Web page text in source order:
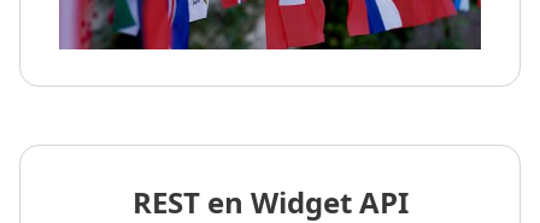
Lees verder
REST en Widget API